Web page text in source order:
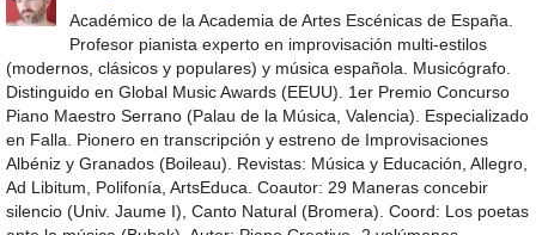
Académico de la Academia de Artes Escénicas de España.
Profesor pianista experto en improvisación multi-estilos
(modernos, clásicos y populares) y música española. Musicógrafo.
Distinguido en Global Music Awards (EEUU). 1er Premio Concurso
Piano Maestro Serrano (Palau de la Música, Valencia). Especializado
en Falla. Pionero en transcripción y estreno de Improvisaciones
Albéniz y Granados (Boileau). Revistas: Música y Educación, Allegro,
Ad Libitum, Polifonía, ArtsEduca. Coautor: 29 Maneras concebir
silencio (Univ. Jaume I), Canto Natural (Bromera). Coord: Los poetas